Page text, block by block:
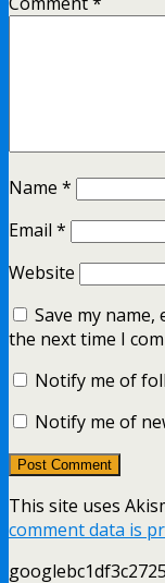
Name *
Email *
Website
Save my
the next time I
Notify me of
Notify me of
This site uses
comment data is